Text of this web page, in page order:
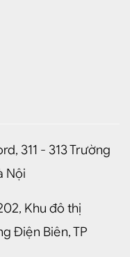
311 - 313 Trường
Nội
Khu đô thị
Điện Biên, TP